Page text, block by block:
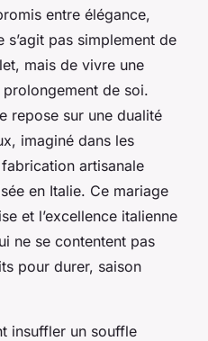
entre élégance,
pas simplement de
mais de vivre une
de soi.
repose sur une dualité
imaginé dans les
artisanale
en Italie. Ce mariage
et l’excellence italienne
ne se contentent pas
pour durer, saison
insuffler un souffle